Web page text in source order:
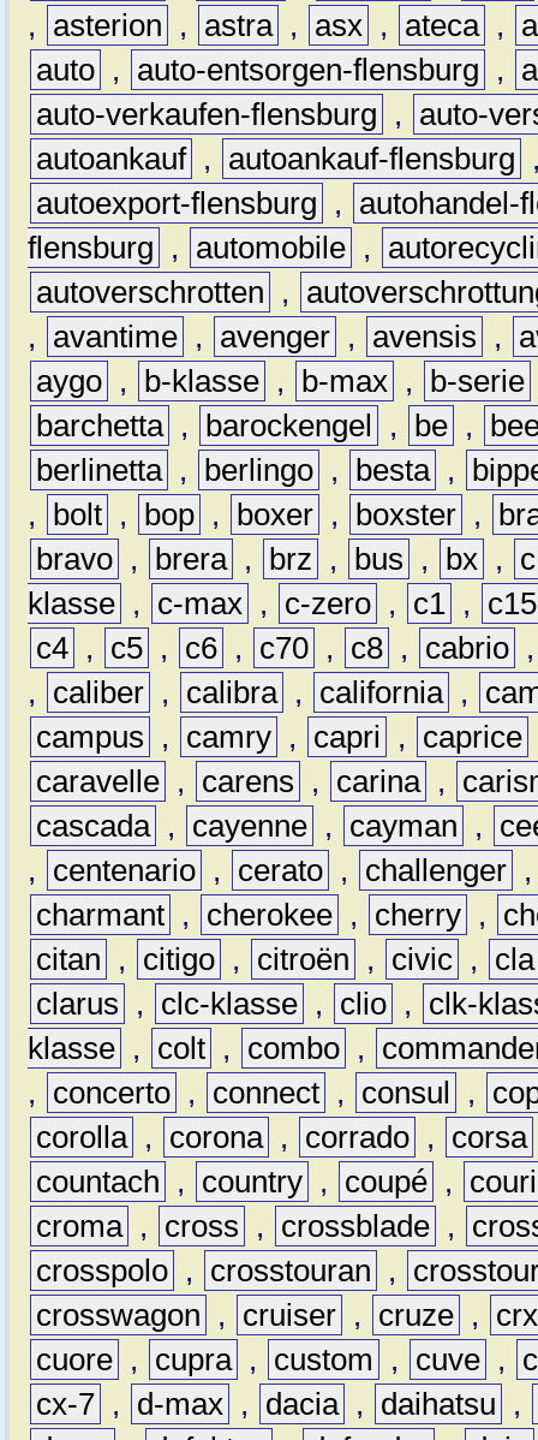
,
asterion , astra , asx , ateca ,
auto , auto-entsorgen-flensburg ,
auto-verkaufen-flensburg
,
auto-
autoankauf , autoankauf-flensburg
autoexport-flensburg
,
autohandel-
flensburg
, automobile ,
autoverschrotten
,
,
avantime , avenger , avensis ,
aygo , b-klasse , b-max , b-serie
barchetta , barockengel , be ,
berlinetta , berlingo , besta ,
,
bolt , bop , boxer , boxster ,
bravo , brera , brz , bus , bx ,
c
klasse , c-max , c-zero , c1 ,
c15
c4 , c5 , c6 , c70 , c8 , cabrio
,
caliber , calibra , california ,
campus
, camry , capri , caprice
caravelle , carens , carina ,
cascada , cayenne , cayman ,
,
centenario , cerato , challenger
charmant , cherokee , cherry ,
citan
, citigo , citroën , civic ,
cla
clarus
, clc-klasse , clio ,
clk-
klasse , colt , combo ,
,
concerto , connect , consul ,
corolla , corona , corrado , corsa
countach
, country , coupé ,
croma , cross , crossblade ,
crosspolo , crosstouran ,
crosswagon
, cruiser , cruze ,
crx
cuore , cupra , custom , cuve ,
cx-7 , d-max , dacia , daihatsu
,